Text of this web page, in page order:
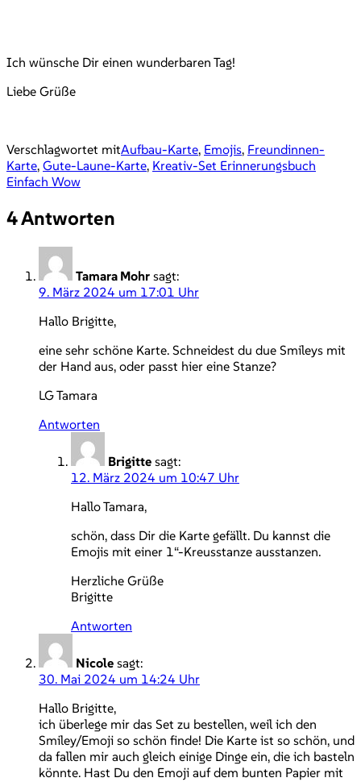
Ich wünsche Dir einen wunderbaren Tag!
Liebe Grüße
Verschlagwortet mitAufbau-Karte, Emojis, Freundinnen-
Karte, Gute-Laune-Karte, Kreativ-Set Erinnerungsbuch
Einfach Wow
4 Antworten
Tamara Mohr sagt:
9. März 2024 um 17:01 Uhr
Hallo Brigitte,
eine sehr schöne Karte. Schneidest du due Smileys mit
der Hand aus, oder passt hier eine Stanze?
LG Tamara
Antworten
Brigitte sagt:
12. März 2024 um 10:47 Uhr
Hallo Tamara,
schön, dass Dir die Karte gefällt. Du kannst die
Emojis mit einer 1“-Kreusstanze ausstanzen.
Herzliche Grüße
Brigitte
Antworten
Nicole sagt:
30. Mai 2024 um 14:24 Uhr
Hallo Brigitte,
ich überlege mir das Set zu bestellen, weil ich den
Smiley/Emoji so schön finde! Die Karte ist so schön, und
da fallen mir auch gleich einige Dinge ein, die ich basteln
könnte. Hast Du den Emoji auf dem bunten Papier mit